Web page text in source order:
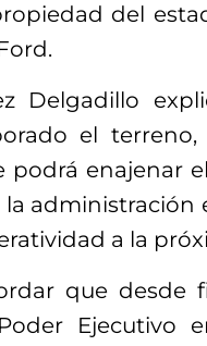
del
Delgadillo
el
podrá enajenar
administración
a la
que desde
Ejecutivo